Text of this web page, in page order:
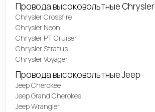
Провода высоковольтные Chrysler
Chrysler Crossfire
Chrysler Neon
Chrysler PT Cruiser
Chrysler Stratus
Chrysler Voyager
Провода высоковольтные Jeep
Jeep Cherokee
Jeep Grand Cherokee
Jeep Wrangler